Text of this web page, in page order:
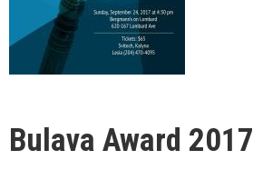
Bulava Award 2017